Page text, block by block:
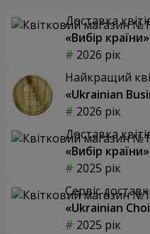
Доставка
«Вибір країни»
2026 рік
Найкращий
«Ukrainian
2026 рік
Доставка
«Вибір країни»
2025 рік
Сервіс
«Ukrainian
2025 рік